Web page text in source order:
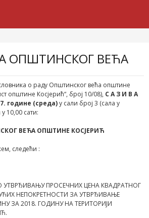
ОПШТИНСКОГ ВЕЋА
о раду Општинског већа општине
општине Косјерић“, број 10/08), С А З И В А
године (среда)у сали број 3 (сала у
10,00 сати:
ВЕЋА ОПШТИНЕ КОСЈЕРИЋ
следећи :
УТВРЂИВАЊУ ПРОСЕЧНИХ ЦЕНА КВАДРАТНОГ
НЕПОКРЕТНОСТИ ЗА УТВРЂИВАЊЕ
ЗА 2018. ГОДИНУ НА ТЕРИТОРИЈИ